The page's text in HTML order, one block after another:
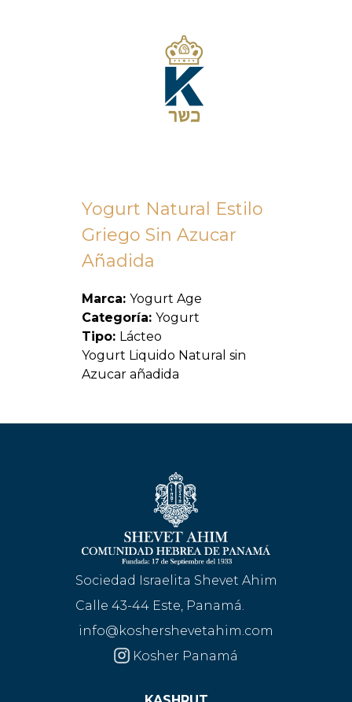
Yogurt Natural Estilo
Griego Sin Azucar
Añadida
Marca: Yogurt Age
Categoría: Yogurt
Tipo: Lácteo
Yogurt Liquido Natural sin
Azucar añadida
Sociedad Israelita Shevet Ahim
Calle 43-44 Este, Panamá.
info@koshershevetahim.com
Kosher Panamá